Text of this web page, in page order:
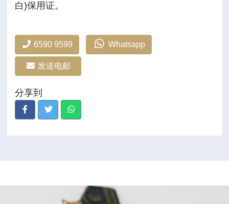
白)保用证。
6590 9599 Whatsapp
发送电邮
分享到